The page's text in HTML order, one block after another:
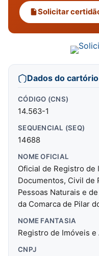
Solicitar
Dados do cartório
CÓDIGO (CNS)
14.563-1
SEQUENCIAL (SEQ)
14688
NOME OFICIAL
Oficial de Registro de
Documentos, Civil de
Pessoas Naturais e
da Comarca de Pilar
NOME FANTASIA
Registro de Imóveis e
CNPJ